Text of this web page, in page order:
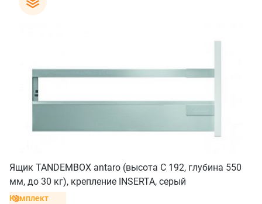
Ящик TANDEMBOX antaro (высота C 192, глубина 550
мм, до 30 кг), крепление INSERTA, серый
Комплект